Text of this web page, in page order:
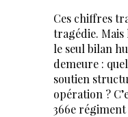
Ces chiffres
tragédie. Mais
le seul bilan
demeure :
soutien
opération ?
366e